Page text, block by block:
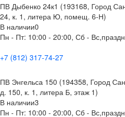
ПВ Дыбенко 24к1 (193168, Город
24, к. 1, литера Ю, помещ. 6-Н)
В наличии0
Пн - Пт: 10:00 - 20:00, Сб -
+7 (812) 317-74-27
ПВ Энгельса 150 (194358, Город
д. 150, к. 1, литера Б, этаж 1)
В наличии3
Пн - Пт: 10:00 - 20:00, Сб -